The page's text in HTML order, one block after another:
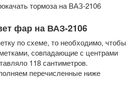
тормоза на ВАЗ-2106
фар на ВАЗ-2106
по схеме, то необходимо, чтобы
совпадающие с центрами
118 сантиметров.
перечисленные ниже